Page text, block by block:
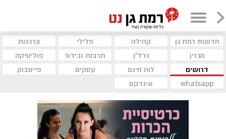
חדשות רמת גן קהילה פלילי
צרכנות
מגזין
נדל"ן תרבות ובידור
פוליטיקה
דרושים
לוח חינם עסקים
פייסבוק
whatsapp
אינדקס